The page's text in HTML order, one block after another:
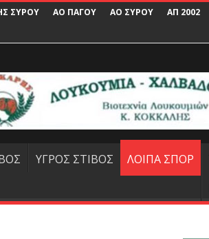
ΣΥΡΟΥ ΑΟ ΠΑΓΟΥ ΑΟ ΣΥΡΟΥ ΑΠ 2002
ΥΓΡΟΣ ΣΤΙΒΟΣ ΛΟΙΠΑ ΣΠΟΡ